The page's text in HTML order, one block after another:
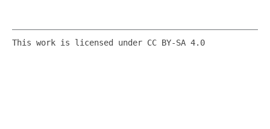
This work is licensed under CC BY-SA 4.0